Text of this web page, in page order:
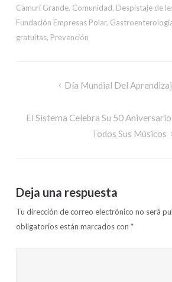
Camurí Grande, Comunidad, Despistaje de
Fundación Empresas Polar,
gratuitas, Prevención
Día Mundial Del
El Sistema Celebra Su 50
Todos Sus Músicos
Deja una respuesta
Tu dirección de correo electrónico no será
obligatorios están marcados con*